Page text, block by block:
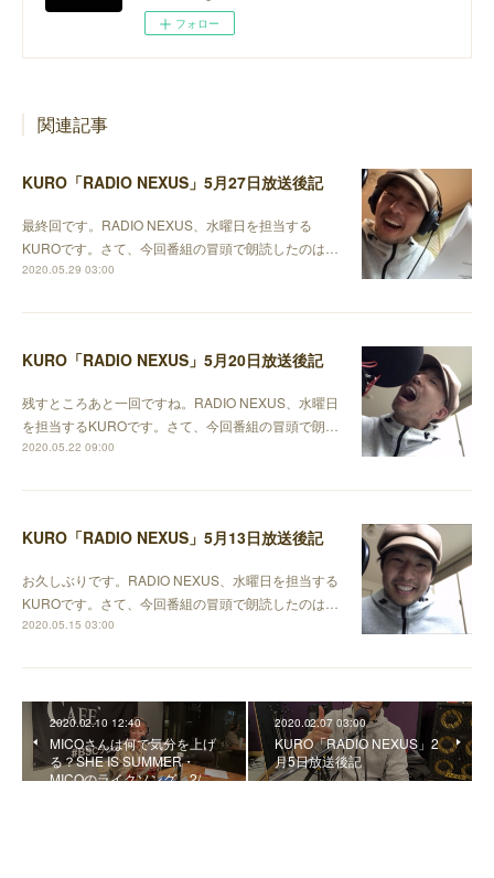
フォロー
関連記事
KURO「RADIO NEXUS」5月27日放送後記
最終回です。RADIO NEXUS、水曜日を担当する
KUROです。さて、今回番組の冒頭で朗読したのは…
2020.05.29 03:00
KURO「RADIO NEXUS」5月20日放送後記
残すところあと一回ですね。RADIO NEXUS、水曜日
を担当するKUROです。さて、今回番組の冒頭で朗…
2020.05.22 09:00
KURO「RADIO NEXUS」5月13日放送後記
お久しぶりです。RADIO NEXUS、水曜日を担当する
KUROです。さて、今回番組の冒頭で朗読したのは…
2020.05.15 03:00
2020.02.10 12:40
MICOさんは何で気分を上げ
る？SHE IS SUMMER・
MICOのライクソング 2/…
2020.02.07 03:00
KURO「RADIO NEXUS」2
月5日放送後記